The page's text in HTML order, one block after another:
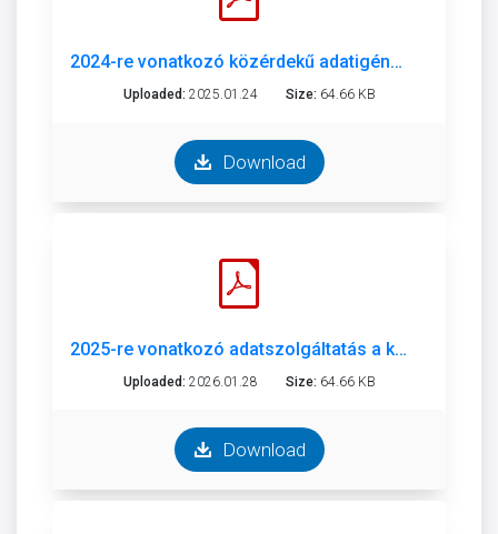
2024-re vonatkozó közérdekű adatigényléssel kapcsolatos adatszolgáltatás Önkormányzat.pdf
Uploaded: 2025.01.24 Size: 64.66 KB
Download
2025-re vonatkozó adatszolgáltatás a közérdekű adatigénylésekről GYMJV Önkormányzata.pdf
Uploaded: 2026.01.28 Size: 64.66 KB
Download